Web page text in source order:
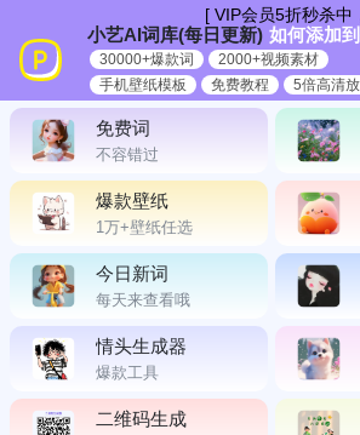
容
免费词
不容错过
爆款壁纸
1万+壁纸任选
今日新词
每天来查看哦
情头生成器
爆款工具
二维码生成
[ VIP会员5折秒杀中
小艺AI词库(每日更新) 如何添加
30000+爆款词
2000+视频素材
手机壁纸模板
免费教程 5倍高清